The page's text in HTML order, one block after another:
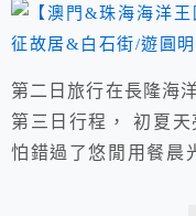
第二日旅行在長隆海
第三日行程， 初夏
怕錯過了悠閒用餐晨